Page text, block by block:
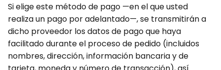
Si elige este método de pago —en el que usted
realiza un pago por adelantado—, se transmitirán a
dicho proveedor los datos de pago que haya
facilitado durante el proceso de pedido (incluidos
nombres, dirección, información bancaria y de